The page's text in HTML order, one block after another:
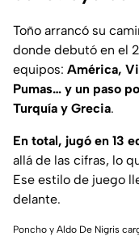
Toño arrancó su
donde debutó en el
equipos: América,
Pumas… y un paso
Turquía y Grecia.
En total, jugó en 13
allá de las cifras, lo
Ese estilo de juego
delante.
Poncho y Aldo De Nigris